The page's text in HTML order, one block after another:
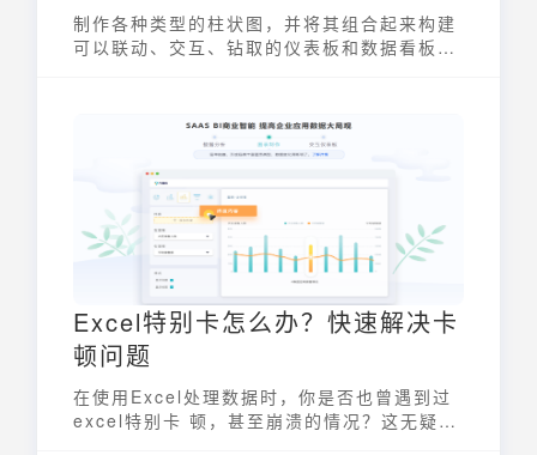
制作各种类型的柱状图，并将其组合起来构建
可以联动、交互、钻取的仪表板和数据看板，
Excel特别卡怎么办？快速解决卡
顿问题
在使用Excel处理数据时，你是否也曾遇到过
excel特别卡 顿，甚至崩溃的情况？这无疑会